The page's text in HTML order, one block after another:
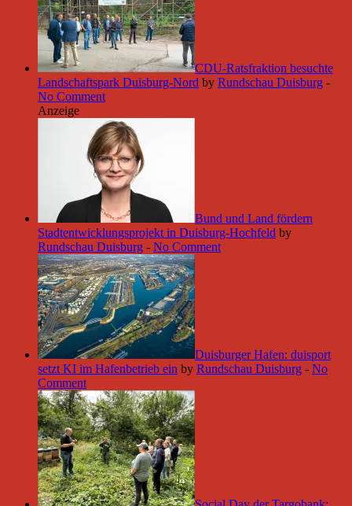
CDU-Ratsfraktion besuchte
Landschaftspark Duisburg-Nord by Rundschau Duisburg -
No Comment
Anzeige
Bund und Land fördern
Stadtentwicklungsprojekt in Duisburg-Hochfeld by
Rundschau Duisburg - No Comment
Duisburger Hafen: duisport
setzt KI im Hafenbetrieb ein by Rundschau Duisburg - No
Comment